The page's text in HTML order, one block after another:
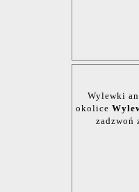
Wylewki
okolice
zadzwoń